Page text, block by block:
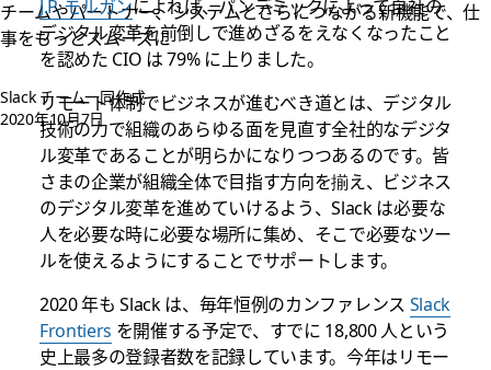
チームやパートナー、システムとさらにつながる新機能で、仕
事をもっとスムーズに
Slack チーム一同作成
2020年10月7日
J.P. モルガンによれば、パンデミックによって自社の
デジタル変革を前倒しで進めざるをえなくなったこと
を認めた CIO は 79% に上りました。
リモート体制でビジネスが進むべき道とは、デジタル
技術の力で組織のあらゆる面を見直す全社的なデジタ
ル変革であることが明らかになりつつあるのです。皆
さまの企業が組織全体で目指す方向を揃え、ビジネス
のデジタル変革を進めていけるよう、Slack は必要な
人を必要な時に必要な場所に集め、そこで必要なツー
ルを使えるようにすることでサポートします。
2020 年も Slack は、毎年恒例のカンファレンス Slack
Frontiers を開催する予定で、すでに 18,800 人という
史上最多の登録者数を記録しています。今年はリモー